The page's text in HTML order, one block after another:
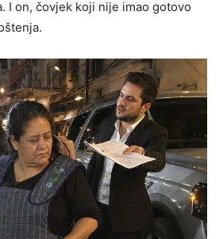
I on, čovjek koji nije imao gotovo